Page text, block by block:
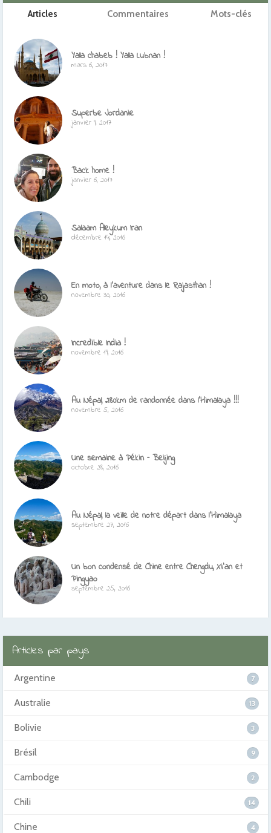
Articles Commentaires Mots-clés
Yalla chabeb ! Yalla Lubnan !
mars 6, 2017
Superbe Jordanie
janvier 9, 2017
Back home !
janvier 6, 2017
Salaam Aleykum Iran
décembre 14, 2016
En moto, à l’aventure dans le Rajasthan !
novembre 30, 2016
Incredible India !
novembre 19, 2016
Au Népal, 280km de randonnée dans l’Himalaya !!!
novembre 5, 2016
Une semaine à Pékin – Beijing
octobre 28, 2016
Au Népal, la veille de notre départ dans l’Himalaya
septembre 27, 2016
Un bon condensé de Chine entre Chengdu, Xi’an et
Pingyao
septembre 25, 2016
Articles par pays
Argentine 7
Australie 13
Bolivie 3
Brésil 9
Cambodge 2
Chili 14
Chine 4